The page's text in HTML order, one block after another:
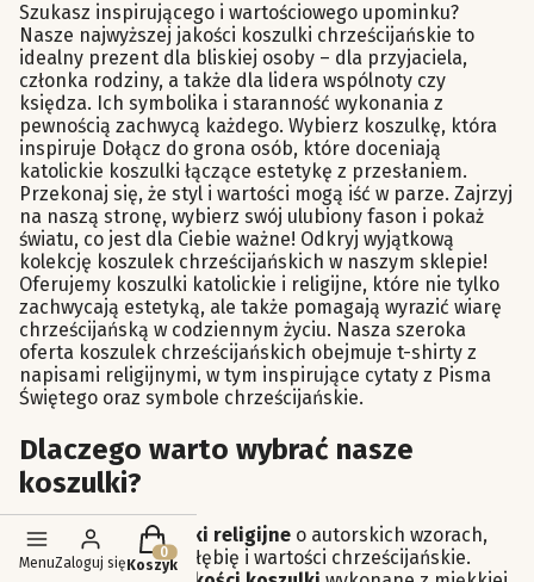
Szukasz inspirującego i wartościowego upominku?
Nasze najwyższej jakości koszulki chrześcijańskie to
idealny prezent dla bliskiej osoby – dla przyjaciela,
członka rodziny, a także dla lidera wspólnoty czy
księdza. Ich symbolika i staranność wykonania z
pewnością zachwycą każdego. Wybierz koszulkę, która
inspiruje Dołącz do grona osób, które doceniają
katolickie koszulki łączące estetykę z przesłaniem.
Przekonaj się, że styl i wartości mogą iść w parze. Zajrzyj
na naszą stronę, wybierz swój ulubiony fason i pokaż
światu, co jest dla Ciebie ważne! Odkryj wyjątkową
kolekcję koszulek chrześcijańskich w naszym sklepie!
Oferujemy koszulki katolickie i religijne, które nie tylko
zachwycają estetyką, ale także pomagają wyrazić wiarę
chrześcijańską w codziennym życiu. Nasza szeroka
oferta koszulek chrześcijańskich obejmuje t-shirty z
napisami religijnymi, w tym inspirujące cytaty z Pisma
Świętego oraz symbole chrześcijańskie.
Dlaczego warto wybrać nasze
koszulki?
Piękne koszulki religijne o autorskich wzorach,
które oddają głębię i wartości chrześcijańskie.
MenuZaloguj się
Produkty w koszyku: 0. Zobacz szczegóły
Koszyk